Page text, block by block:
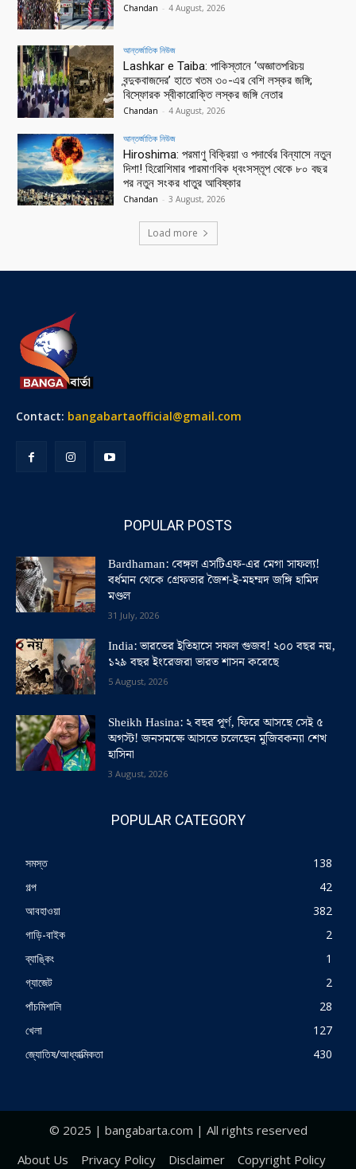
Chandan - 4 August, 2026
আন্তর্জাতিক নিউজ
Lashkar e Taiba: পাকিস্তানে ‘অজ্ঞাতপরিচয়
বন্দুকবাজদের’ হাতে খতম ৩০-এর বেশি লস্কর জঙ্গি;
বিস্ফোরক স্বীকারোক্তি লস্কর জঙ্গি নেতার
Chandan - 4 August, 2026
আন্তর্জাতিক নিউজ
Hiroshima: পরমাণু বিক্রিয়া ও পদার্থের বিন্যাসে নতুন
দিশা! হিরোশিমার পারমাণবিক ধ্বংসস্তূপ থেকে ৮০ বছর
পর নতুন সংকর ধাতুর আবিষ্কার
Chandan - 3 August, 2026
Load more
Contact: bangabartaofficial@gmail.com
POPULAR POSTS
Bardhaman: বেঙ্গল এসটিএফ-এর মেগা সাফল্য!
বর্ধমান থেকে গ্রেফতার জৈশ-ই-মহম্মদ জঙ্গি হামিদ
মণ্ডল
31 July, 2026
India: ভারতের ইতিহাসে সফল গুজব! ২০০ বছর নয়,
১২৯ বছর ইংরেজরা ভারত শাসন করেছে
5 August, 2026
Sheikh Hasina: ২ বছর পূর্ণ, ফিরে আসছে সেই ৫
অগস্ট! জনসমক্ষে আসতে চলেছেন মুজিবকন্যা শেখ
হাসিনা
3 August, 2026
POPULAR CATEGORY
সমস্ত
138
গল্প
42
আবহাওয়া
382
গাড়ি-বাইক
2
ব্যাঙ্কিং
1
গ্যাজেট
2
পাঁচমিশালি
28
খেলা
127
জ্যোতিষ/আধ্যাত্মিকতা
430
© 2025 | bangabarta.com | All rights reserved
About Us
Privacy Policy Disclaimer
Copyright Policy